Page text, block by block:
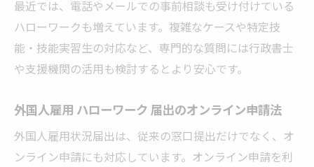
最近では、電話やメールでの事前相談も受け付けている
ハローワークも増えています。複雑なケースや特定技
能・技能実習生の対応など、専門的な質問には行政書士
や支援機関の活用も検討するとより安心です。
外国人雇用 ハローワーク 届出のオンライン申請法
外国人雇用状況届出は、従来の窓口提出だけでなく、オ
ンライン申請にも対応しています。オンライン申請を利